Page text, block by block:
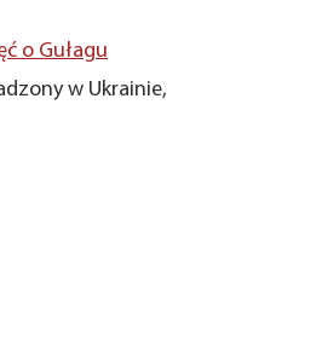
o Gułagu
w Ukrainie,